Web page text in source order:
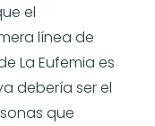
el
línea de
La Eufemia es
debería ser el
que